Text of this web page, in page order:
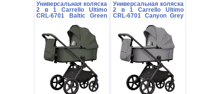
Универсальная коляска
2 в 1 Carrello Ultimo
CRL-6701 Baltic Green
Универсальная коляска
2 в 1 Carrello Ultimo
CRL-6701 Canyon Grey